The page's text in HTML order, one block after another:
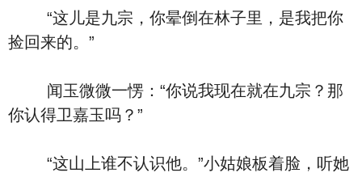
“这儿是九宗，你晕倒在林子里，是我把你
捡回来的。”
闻玉微微一愣：“你说我现在就在九宗？那
你认得卫嘉玉吗？”
“这山上谁不认识他。”小姑娘板着脸，听她